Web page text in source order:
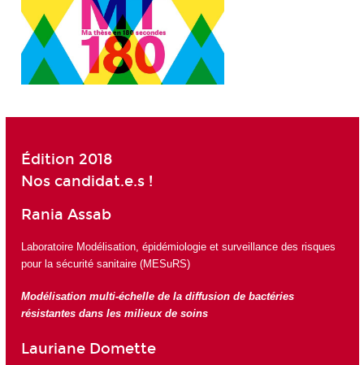
Édition 2018
Nos candidat.e.s !
Rania Assab
Laboratoire Modélisation, épidémiologie et surveillance des risques
pour la sécurité sanitaire (MESuRS)
Modélisation multi-échelle de la diffusion de bactéries
résistantes dans les milieux de soins
Lauriane Domette